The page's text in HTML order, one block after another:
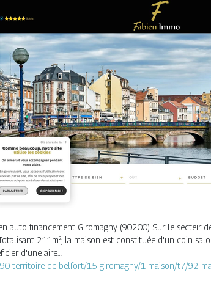
auto financement Giromagny (90200) Sur le secteir
211m², la maison est constituée d'un coin
d'une aire…
territoire-de-belfort/15-giromagny/1-maison/t7/92-